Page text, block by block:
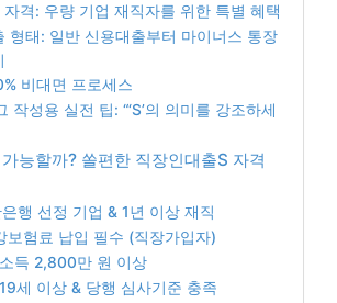
자격: 우량 기업 재직자를 위한 특별 혜택
형태: 일반 신용대출부터 마이너스 통장
비대면 프로세스
작성용 실전 팁: “‘S’의 의미를 강조하세
능할까? 쏠편한 직장인대출S 자격
행 선정 기업 & 1년 이상 재직
보험료 납입 필수 (직장가입자)
득 2,800만 원 이상
세 이상 & 당행 심사기준 충족